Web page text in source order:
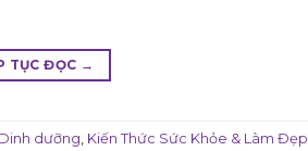
TỤC ĐỌC →
Dinh dưỡng Kiến Thức Sức Khỏe & Làm Đẹp